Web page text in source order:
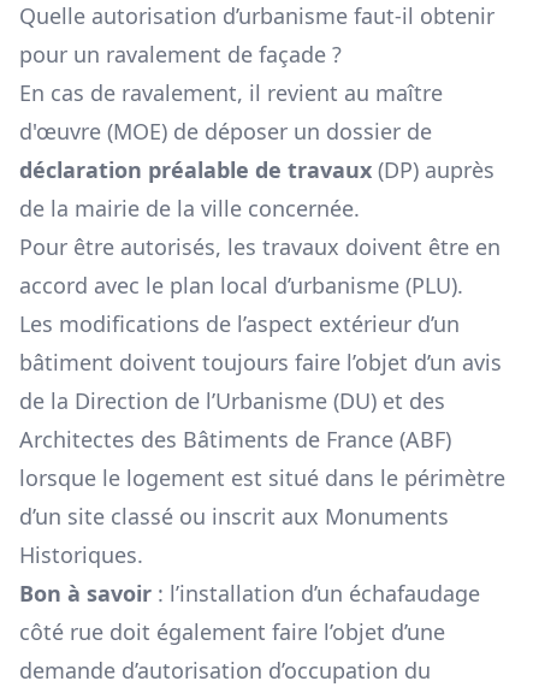
Quelle autorisation d’urbanisme faut-il obtenir
pour un ravalement de façade ?
En cas de ravalement, il revient au maître
d'œuvre (MOE) de déposer un dossier de
déclaration préalable de travaux (DP) auprès
de la mairie de la ville concernée.
Pour être autorisés, les travaux doivent être en
accord avec le plan local d’urbanisme (PLU).
Les modifications de l’aspect extérieur d’un
bâtiment doivent toujours faire l’objet d’un avis
de la Direction de l’Urbanisme (DU) et des
Architectes des Bâtiments de France (ABF)
lorsque le logement est situé dans le périmètre
d’un site classé ou inscrit aux Monuments
Historiques.
Bon à savoir : l’installation d’un échafaudage
côté rue doit également faire l’objet d’une
demande d’autorisation d’occupation du